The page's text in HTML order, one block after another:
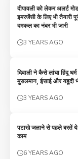
दीपावली को लेकर अलर्ट
इमरजेंसी के लिए भी तैयारी
दमकल का नंबर भी जारी
3 YEARS AGO
दिवाली ने कैसे लांघा हिंदू
मुसलमान, ईसाई और यहूदी
3 YEARS AGO
पटाखे जलाने से पहले बरतें
काम
6 YEARS AGO